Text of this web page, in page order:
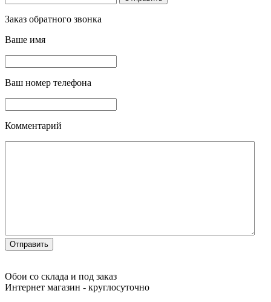
Заказ обратного звонка
Ваше имя
Ваш номер телефона
Комментарий
Обои со склада и под заказ
Интернет магазин - круглосуточно